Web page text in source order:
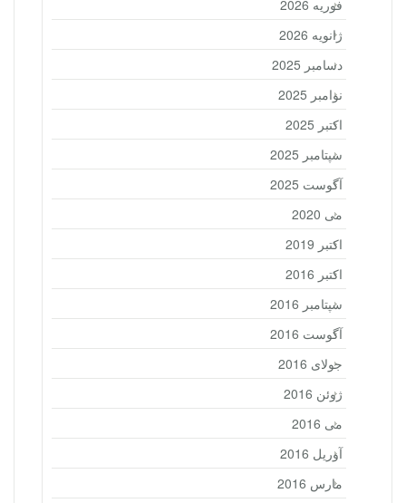
فوریه 2026
ژانویه 2026
دسامبر 2025
نوامبر 2025
اکتبر 2025
سپتامبر 2025
آگوست 2025
می 2020
اکتبر 2019
اکتبر 2016
سپتامبر 2016
آگوست 2016
جولای 2016
ژوئن 2016
می 2016
آوریل 2016
مارس 2016